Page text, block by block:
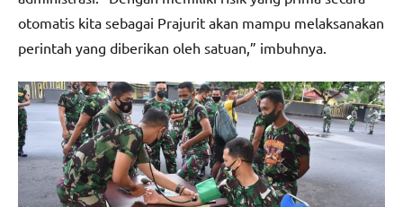
otomatis kita sebagai Prajurit akan mampu melaksanakan
perintah yang diberikan oleh satuan,” imbuhnya.